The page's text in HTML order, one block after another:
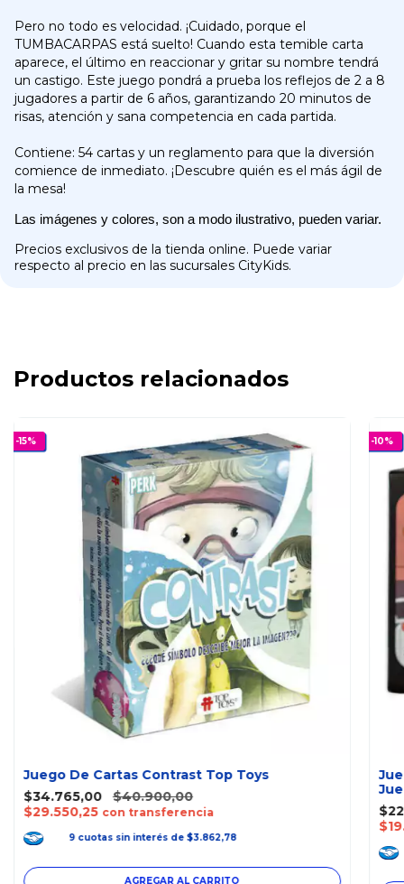
Pero no todo es velocidad. ¡Cuidado, porque el
TUMBACARPAS está suelto! Cuando esta temible carta
aparece, el último en reaccionar y gritar su nombre tendrá
un castigo. Este juego pondrá a prueba los reflejos de 2 a 8
jugadores a partir de 6 años, garantizando 20 minutos de
risas, atención y sana competencia en cada partida.
Contiene: 54 cartas y un reglamento para que la diversión
comience de inmediato. ¡Descubre quién es el más ágil de
la mesa!
Las imágenes y colores, son a modo ilustrativo, pueden variar.
Precios exclusivos de la tienda online. Puede variar
respecto al precio en las sucursales CityKids.
Productos relacionados
-15%
Juego De Cartas Contrast Top Toys
$34.765,00
$40.900,00
$29.550,25 con transferencia
9 cuotas sin interés de $3.862,78
-10%